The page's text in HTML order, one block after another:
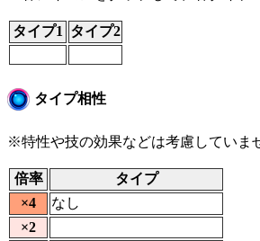
タイプ1 タイプ2
タイプ相性
※特性や技の効果などは考慮していま
倍率
タイプ
×4
なし
×2